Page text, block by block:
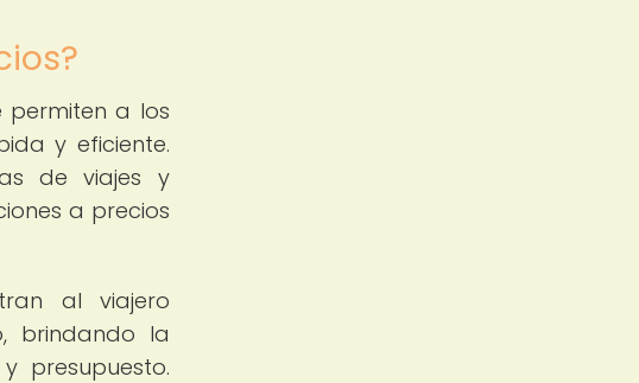
permiten a los
y eficiente.
de viajes y
a precios
al viajero
brindando la
presupuesto.